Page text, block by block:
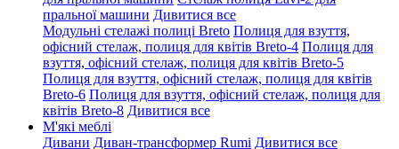
пральної машини Дивитися все
Модульні стелажі полиці Breto Полиця для взуття,
офісний стелаж, полиця для квітів Breto-4 Полиця для
взуття, офісний стелаж, полиця для квітів Breto-5
Полиця для взуття, офісний стелаж, полиця для квітів
Breto-6 Полиця для взуття, офісний стелаж, полиця для
квітів Breto-8 Дивитися все
М'які меблі
Дивани Диван-трансформер Rumi Дивитися все